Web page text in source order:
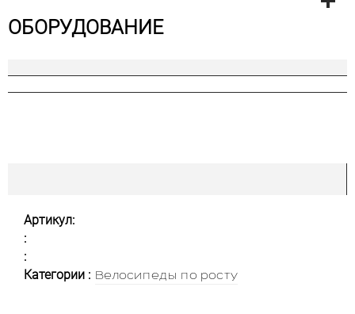
ОБОРУДОВАНИЕ
Артикул:
:
:
Категории : Велосипеды по росту